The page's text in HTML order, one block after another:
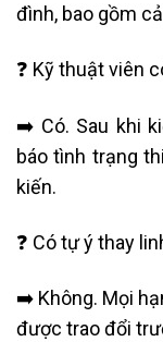
đình, bao gồm
❓ Kỹ thuật viên
➡️ Có. Sau khi
báo tình trạng
kiến.
❓ Có tự ý thay
➡️ Không. Mọi
được trao đổi